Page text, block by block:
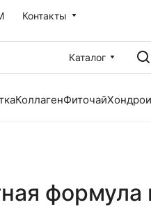
Контакты
Каталог
КоллагенФиточай
формула